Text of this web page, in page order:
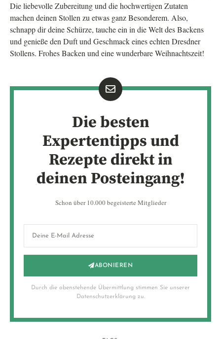
Die liebevolle Zubereitung und die hochwertigen Zutaten
machen deinen Stollen zu etwas ganz Besonderem. Also,
schnapp dir deine Schürze, tauche ein in die Welt des Backens
und genieße den Duft und Geschmack eines echten Dresdner
Stollens. Frohes Backen und eine wunderbare Weihnachtszeit!
Die besten
Expertentipps und
Rezepte direkt in
deinen Posteingang!
Schon über 10.000 begeisterte Mitglieder
ABONIEREN
Durch die obenstehende Übermittlung stimmen Sie unserer
Datenschutzerklärung zu.